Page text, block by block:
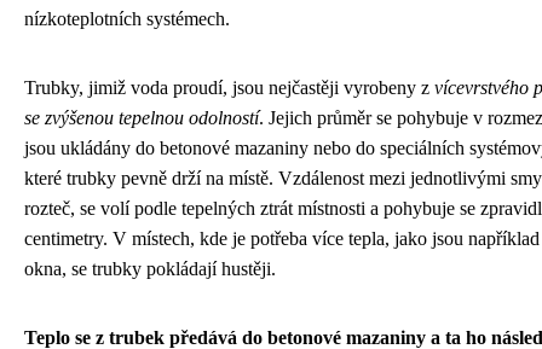
nízkoteplotních systémech.
Trubky, jimiž voda proudí, jsou nejčastěji vyrobeny z vícevrstvého
se zvýšenou tepelnou odolností. Jejich průměr se pohybuje v
jsou ukládány do betonové mazaniny nebo do speciálních
které trubky pevně drží na místě. Vzdálenost mezi jednotlivými
rozteč, se volí podle tepelných ztrát místnosti a pohybuje se
centimetry. V místech, kde je potřeba více tepla, jako jsou
okna, se trubky pokládají hustěji.
Teplo se z trubek předává do betonové mazaniny a ta ho